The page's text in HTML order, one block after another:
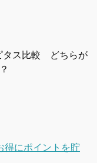
タス比較 どちらが
得にポイントを貯